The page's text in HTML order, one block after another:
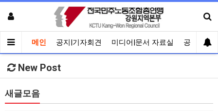
메인 공지|기자회견 미디어|문서 자료실 공유게시
New Post
새글모음